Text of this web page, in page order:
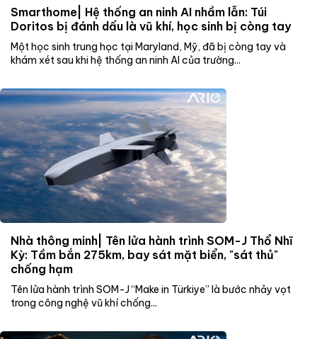
Smarthome| Hệ thống an ninh AI nhầm lẫn: Túi
Doritos bị đánh dấu là vũ khí, học sinh bị còng tay
Một học sinh trung học tại Maryland, Mỹ, đã bị còng tay và
khám xét sau khi hệ thống an ninh AI của trường...
Nhà thông minh| Tên lửa hành trình SOM-J Thổ Nhĩ
Kỳ: Tầm bắn 275km, bay sát mặt biển, "sát thủ"
chống hạm
Tên lửa hành trình SOM-J “Make in Türkiye” là bước nhảy vọt
trong công nghệ vũ khí chống...